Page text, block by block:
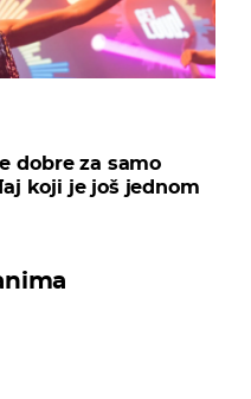
dobre za samo
koji je još jednom